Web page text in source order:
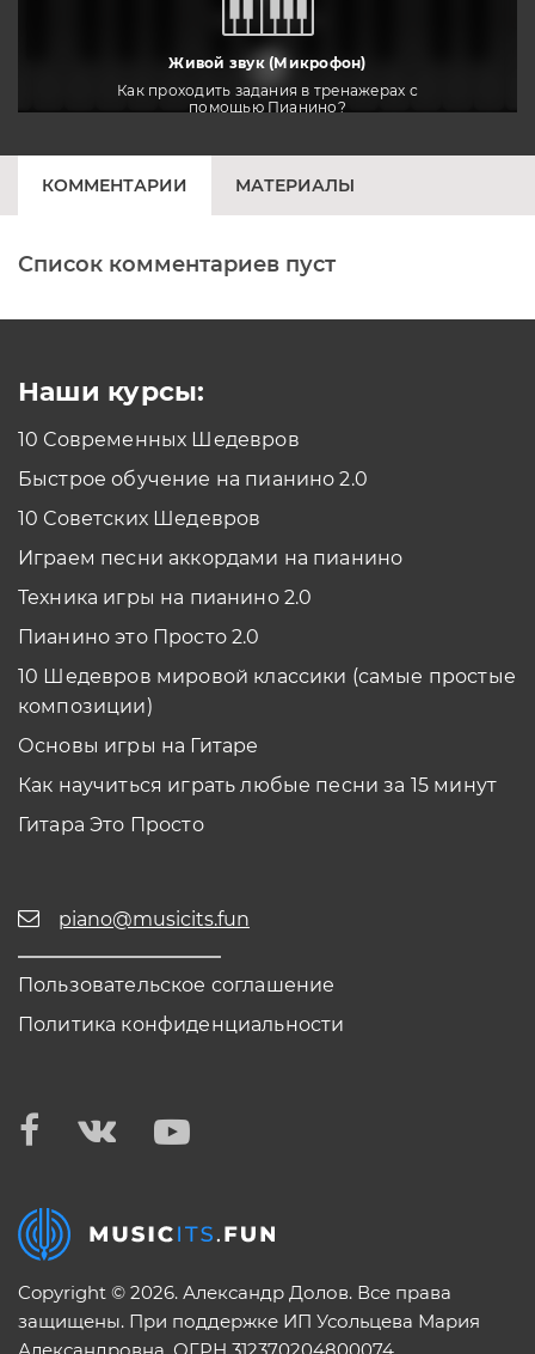
Живой звук (Микрофон)
Как проходить задания в тренажерах с
помощью Пианино?
Печатная клавиатура
Как проходить задания в тренажерах с
помощью Планшета/телефона?
тренировать
КОММЕНТАРИИ МАТЕРИАЛЫ
Список комментариев пуст
Наши курсы:
10 Современных Шедевров
Быстрое обучение на пианино 2.0
10 Советских Шедевров
Играем песни аккордами на пианино
Техника игры на пианино 2.0
Пианино это Просто 2.0
10 Шедевров мировой классики (самые простые
композиции)
Основы игры на Гитаре
Как научиться играть любые песни за 15 минут
Гитара Это Просто
piano@musicits.fun
Пользовательское соглашение
Политика конфиденциальности
Copyright © 2026. Александр Долов. Все права
защищены. При поддержке ИП Усольцева Мария